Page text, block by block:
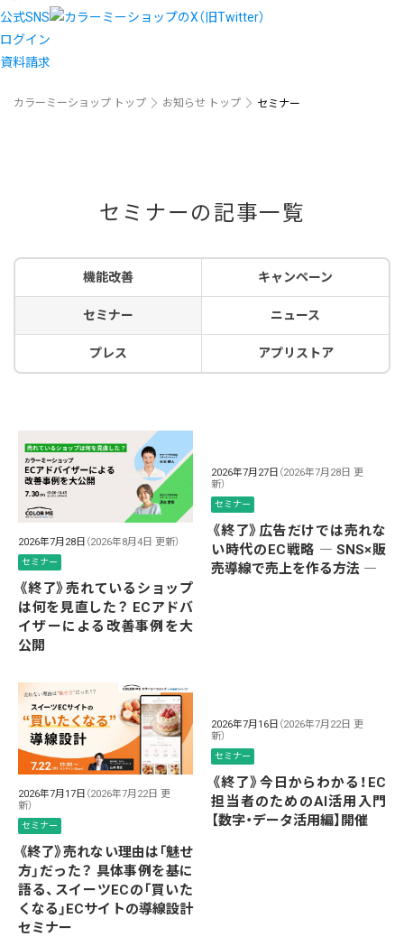
公式SNS
ログイン
資料請求
カラーミーショップ トップ お知らせ トップ セミナー
セミナーの記事一覧
機能改善 キャンペーン
セミナー ニュース
プレス アプリストア
2026年7月28日 （2026年8月4日 更新）
セミナー
《終了》売れているショップ
は何を見直した？ ECアドバ
イザーによる改善事例を大
公開
2026年7月27日 （2026年7月28日 更
新）
セミナー
《終了》広告だけでは売れな
い時代のEC戦略 ― SNS×販
売導線で売上を作る方法 ―
2026年7月17日 （2026年7月22日 更
新）
セミナー
《終了》売れない理由は「魅せ
方」だった？ 具体事例を基に
語る、スイーツECの「買いた
くなる」ECサイトの導線設計
セミナー
2026年7月16日 （2026年7月22日 更
新）
セミナー
《終了》今日からわかる！EC
担当者のためのAI活用入門
【数字・データ活用編】開催